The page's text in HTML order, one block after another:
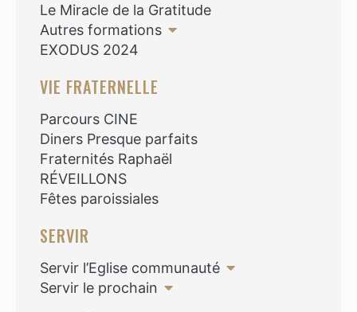
Le Miracle de la Gratitude
Autres formations
EXODUS 2024
VIE FRATERNELLE
Parcours CINE
Diners Presque parfaits
Fraternités Raphaël
RÉVEILLONS
Fêtes paroissiales
SERVIR
Servir l’Eglise communauté
Servir le prochain